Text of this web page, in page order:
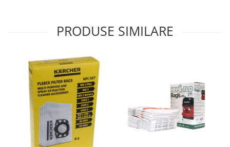
PC, Periferice & Software
Desktop PC & Monitoare
Imprimante, Scanere &
Consumabile
Periferice PC
Retelistica & Supraveghere
Servere, Componente & UPS
Telecomenzi garaj
PRODUSE SIMILARE